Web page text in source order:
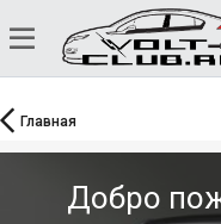
Главная
Добро